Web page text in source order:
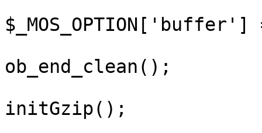
ob_end_clean();
initGzip();